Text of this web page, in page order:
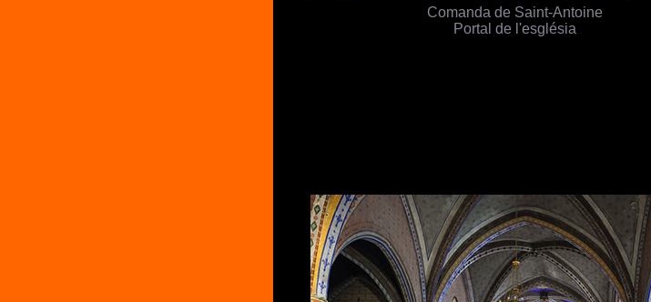
Comanda de Saint-Antoine
Portal de l'església